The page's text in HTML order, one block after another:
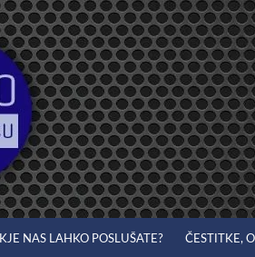
KJE NAS LAHKO POSLUŠATE? ČESTITKE,